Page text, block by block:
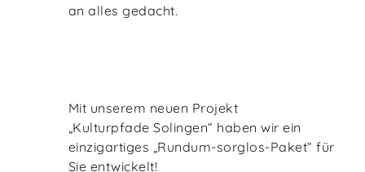
an alles gedacht.
Mit unserem neuen Projekt
„Kulturpfade Solingen“ haben wir ein
einzigartiges „Rundum-sorglos-Paket“ für
Sie entwickelt!